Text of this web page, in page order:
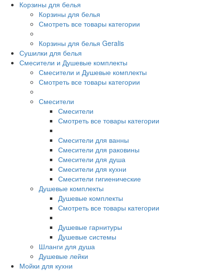
Корзины для белья
Корзины для белья
Смотреть все товары категории
Корзины для белья Geralis
Сушилки для белья
Смесители и Душевые комплекты
Смесители и Душевые комплекты
Смотреть все товары категории
Смесители
Смесители
Смотреть все товары категории
Смесители для ванны
Смесители для раковины
Смесители для душа
Смесители для кухни
Смесители гигиенические
Душевые комплекты
Душевые комплекты
Смотреть все товары категории
Душевые гарнитуры
Душевые системы
Шланги для душа
Душевые лейки
Мойки для кухни